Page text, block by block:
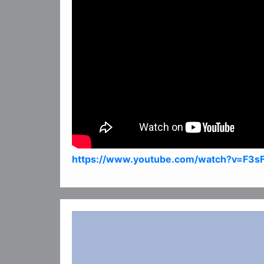
https://www.youtube.com/